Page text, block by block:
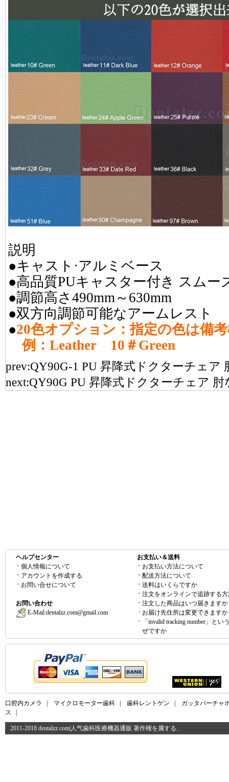
説明
●キャスト·アルミベース
●高品質PUキャスター付き スムー
●調節高さ490mm～630mm
●双方向調節可能なアームレスト
●20色オプション：指定の色は備
例：Leather 10＃Green
prev:QY90G-1 PU 昇降式ドクターチェア
next:QY90G PU 昇降式ドクターチェア
ヘルプセンター
個人情報について
アカウントを作成する
お問い合せについて
お問い合わせ
E-Mail:dentalzz.com@gmail.com
お支払い＆送料
お支払い方法について
配送方法について
送料はいくらですか
注文をオンラインで追跡する
注文した商品はいつ届きますか
お届け先住所は変更できますか
「invalid tracking number」とい
ぜですか
口腔内カメラ マイクロモーター歯科 歯科レントゲン
ガッタパーチャ
ス
2011-2018 dentalzz.com|人气歯科医療機器通販 著作権を属する.